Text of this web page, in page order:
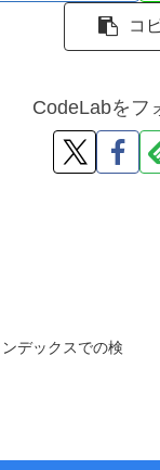
コ
CodeLabをフ
デックスでの検